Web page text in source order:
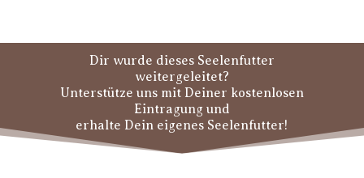
Dir wurde dieses Seelenfutter
weitergeleitet?
Unterstütze uns mit Deiner kostenlosen
Eintragung und
erhalte Dein eigenes Seelenfutter!